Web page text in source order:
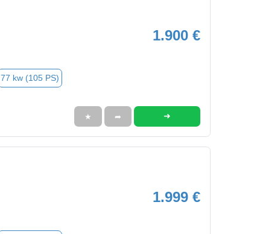
1.900 €
77 kw (105 PS)
★ ➦ ➜
1.999 €